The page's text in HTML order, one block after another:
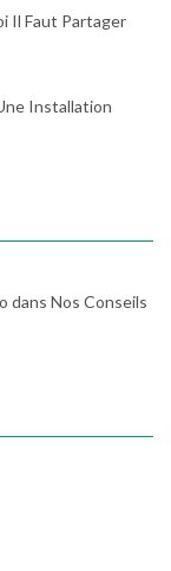
Il Faut Partager
Installation
dans Nos Conseils